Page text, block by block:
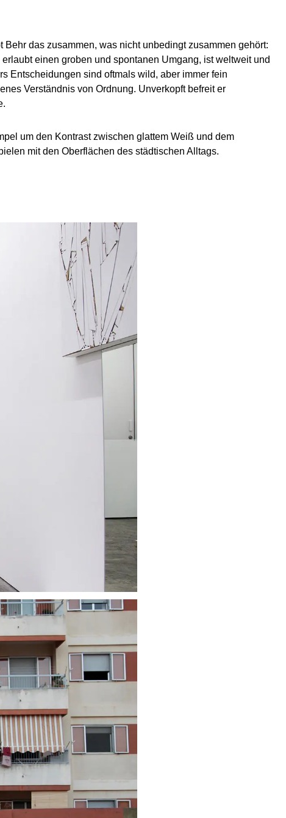
das zusammen, was nicht unbedingt zusammen gehört:
einen groben und spontanen Umgang, ist weltweit und
Entscheidungen sind oftmals wild, aber immer fein
Verständnis von Ordnung. Unverkopft befreit er
um den Kontrast zwischen glattem Weiß und dem
mit den Oberflächen des städtischen Alltags.